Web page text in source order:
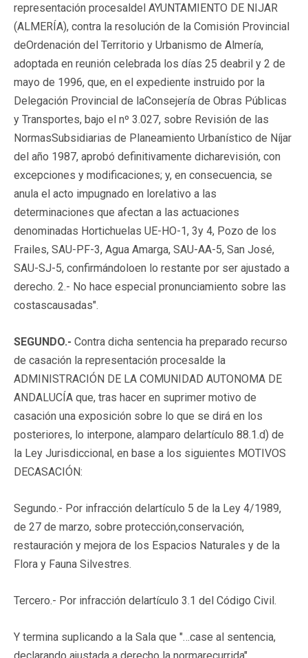
representación procesaldel AYUNTAMIENTO DE NIJAR
(ALMERÍA), contra la resolución de la Comisión Provincial
deOrdenación del Territorio y Urbanismo de Almería,
adoptada en reunión celebrada los días 25 deabril y 2 de
mayo de 1996, que, en el expediente instruido por la
Delegación Provincial de laConsejería de Obras Públicas
y Transportes, bajo el nº 3.027, sobre Revisión de las
NormasSubsidiarias de Planeamiento Urbanístico de Níjar
del año 1987, aprobó definitivamente dicharevisión, con
excepciones y modificaciones; y, en consecuencia, se
anula el acto impugnado en lorelativo a las
determinaciones que afectan a las actuaciones
denominadas Hortichuelas UE-HO-1, 3y 4, Pozo de los
Frailes, SAU-PF-3, Agua Amarga, SAU-AA-5, San José,
SAU-SJ-5, confirmándoloen lo restante por ser ajustado a
derecho. 2.- No hace especial pronunciamiento sobre las
costascausadas".
SEGUNDO.- Contra dicha sentencia ha preparado recurso
de casación la representación procesalde la
ADMINISTRACIÓN DE LA COMUNIDAD AUTONOMA DE
ANDALUCÍA que, tras hacer en suprimer motivo de
casación una exposición sobre lo que se dirá en los
posteriores, lo interpone, alamparo delartículo 88.1.d) de
la Ley Jurisdiccional, en base a los siguientes MOTIVOS
DECASACIÓN:
Segundo.- Por infracción delartículo 5 de la Ley 4/1989,
de 27 de marzo, sobre protección,conservación,
restauración y mejora de los Espacios Naturales y de la
Flora y Fauna Silvestres.
Tercero.- Por infracción delartículo 3.1 del Código Civil.
Y termina suplicando a la Sala que "…case al sentencia,